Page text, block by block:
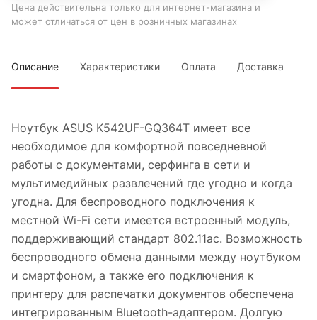
Цена действительна только для интернет-магазина и
может отличаться от цен в розничных магазинах
Описание Характеристики Оплата Доставка
Ноутбук ASUS K542UF-GQ364T имеет все
необходимое для комфортной повседневной
работы с документами, серфинга в сети и
мультимедийных развлечений где угодно и когда
угодна. Для беспроводного подключения к
местной Wi-Fi сети имеется встроенный модуль,
поддерживающий стандарт 802.11ac. Возможность
беспроводного обмена данными между ноутбуком
и смартфоном, а также его подключения к
принтеру для распечатки документов обеспечена
интегрированным Bluetooth-адаптером. Долгую